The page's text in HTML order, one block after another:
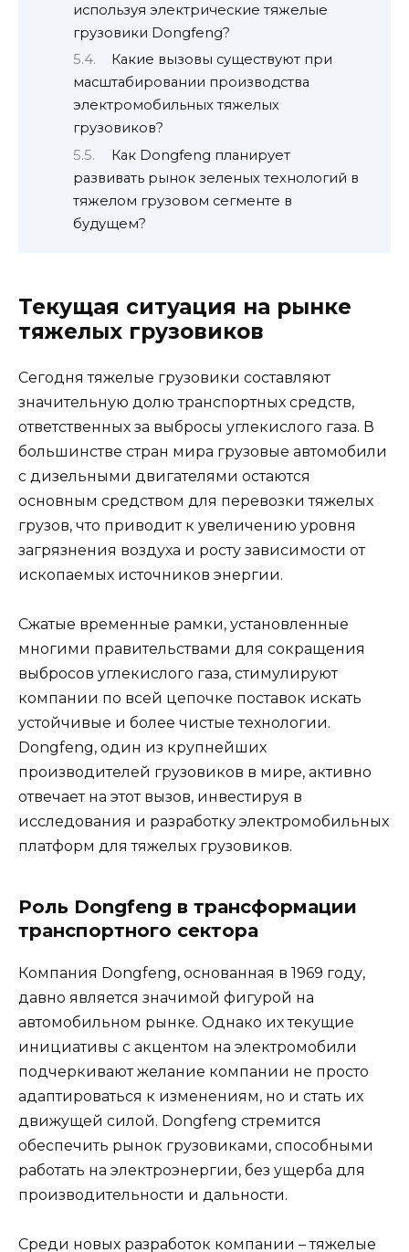
используя электрические тяжелые
грузовики Dongfeng?
Какие вызовы существуют при
масштабировании производства
электромобильных тяжелых
грузовиков?
Как Dongfeng планирует
развивать рынок зеленых технологий в
тяжелом грузовом сегменте в
будущем?
Текущая ситуация на рынке
тяжелых грузовиков
Сегодня тяжелые грузовики составляют
значительную долю транспортных средств,
ответственных за выбросы углекислого газа. В
большинстве стран мира грузовые автомобили
с дизельными двигателями остаются
основным средством для перевозки тяжелых
грузов, что приводит к увеличению уровня
загрязнения воздуха и росту зависимости от
ископаемых источников энергии.
Сжатые временные рамки, установленные
многими правительствами для сокращения
выбросов углекислого газа, стимулируют
компании по всей цепочке поставок искать
устойчивые и более чистые технологии.
Dongfeng, один из крупнейших
производителей грузовиков в мире, активно
отвечает на этот вызов, инвестируя в
исследования и разработку электромобильных
платформ для тяжелых грузовиков.
Роль Dongfeng в трансформации
транспортного сектора
Компания Dongfeng, основанная в 1969 году,
давно является значимой фигурой на
автомобильном рынке. Однако их текущие
инициативы с акцентом на электромобили
подчеркивают желание компании не просто
адаптироваться к изменениям, но и стать их
движущей силой. Dongfeng стремится
обеспечить рынок грузовиками, способными
работать на электроэнергии, без ущерба для
производительности и дальности.
Среди новых разработок компании – тяжелые